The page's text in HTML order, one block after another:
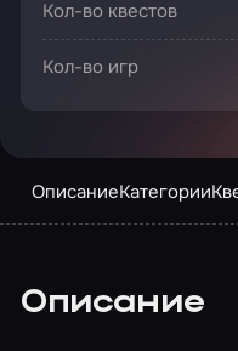
Кол-во квестов
Кол-во игр
ОписаниеКатегории
Описание